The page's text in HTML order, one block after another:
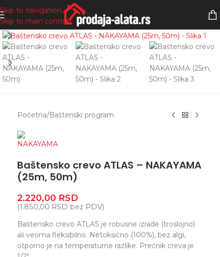
Skip to navigation
Skip to main content
Zumiranje
Početna/Baštenski program
Baštensko crevo ATLAS – NAKAYAMA
(25m, 50m)
2.220,00 RSD
(1.850,00 RSD bez PDV)
Baštensko crevo ATLAS je robusne izrade (troslojno)
ali veoma fleksibilno. Netoksično (100%), bez algi,
otporno je na temperaturne razlike. Prečnik creva je